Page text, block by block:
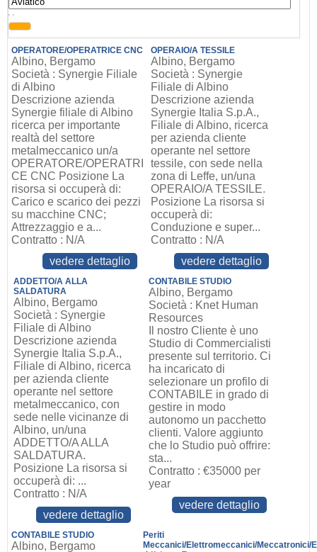
, ,
OPERATORE/OPERATRICE CNC
Albino, Bergamo
Società : Synergie Filiale
di Albino
Descrizione azienda
Synergie filiale di Albino
ricerca per importante
realtà del settore
metalmeccanico un/a
OPERATORE/OPERATRI
CE CNC Posizione La
risorsa si occuperà di:
Carico e scarico dei pezzi
su macchine CNC;
Attrezzaggio e a...
Contratto : N/A
vedere dettaglio
OPERAIO/A TESSILE
Albino, Bergamo
Società : Synergie
Filiale di Albino
Descrizione azienda
Synergie Italia S.p.A.,
Filiale di Albino, ricerca
per azienda cliente
operante nel settore
tessile, con sede nella
zona di Leffe, un/una
OPERAIO/A TESSILE.
Posizione La risorsa si
occuperà di:
Conduzione e super...
Contratto : N/A
vedere dettaglio
ADDETTO/A ALLA
SALDATURA
Albino, Bergamo
Società : Synergie
Filiale di Albino
Descrizione azienda
Synergie Italia S.p.A.,
Filiale di Albino, ricerca
per azienda cliente
operante nel settore
metalmeccanico, con
sede nelle vicinanze di
Albino, un/una
ADDETTO/A ALLA
SALDATURA.
Posizione La risorsa si
occuperà di: ...
Contratto : N/A
vedere dettaglio
CONTABILE STUDIO
Albino, Bergamo
Società : Knet Human
Resources
Il nostro Cliente è uno
Studio di Commercialisti
presente sul territorio. Ci
ha incaricato di
selezionare un profilo di
CONTABILE in grado di
gestire in modo
autonomo un pacchetto
clienti. Valore aggiunto
che lo Studio può offrire:
sta...
Contratto : €35000 per
year
vedere dettaglio
CONTABILE STUDIO
Albino, Bergamo
Periti
Meccanici/Elettromeccanici/Meccatronici/